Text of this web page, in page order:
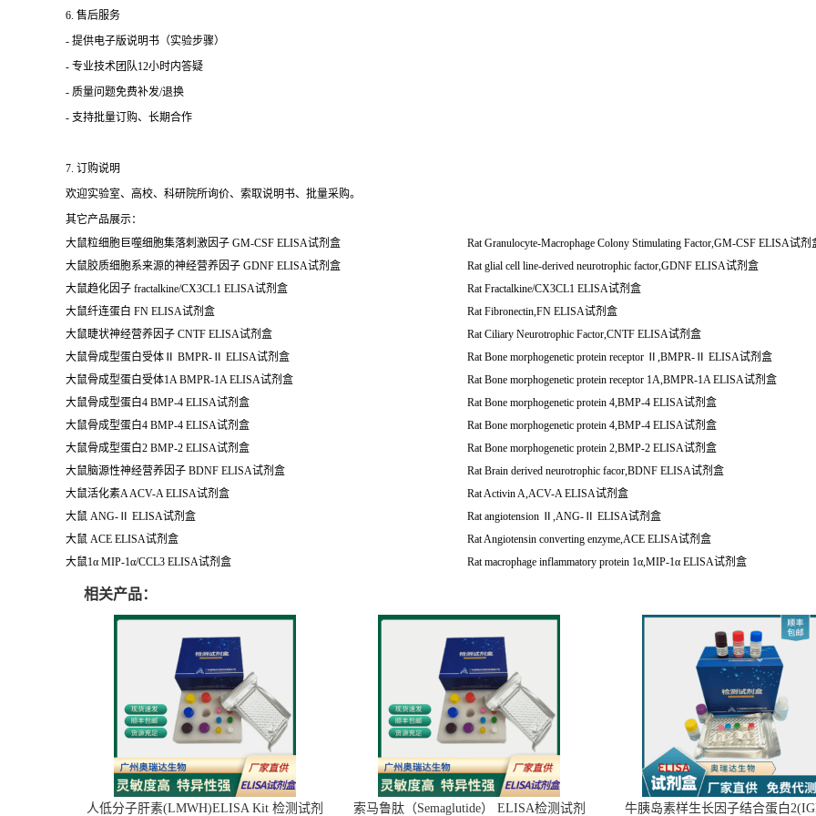
6. 售后服务
- 提供电子版说明书（实验步骤）
- 专业技术团队12小时内答疑
- 质量问题免费补发/退换
- 支持批量订购、长期合作
7. 订购说明
欢迎实验室、高校、科研院所询价、索取说明书、批量采购。
其它产品展示：
大鼠粒细胞巨噬细胞集落刺激因子 GM-CSF ELISA试剂盒
Rat Granulocyte-Macrophage Colony Stimulating Factor,GM-CSF ELISA试剂
大鼠胶质细胞系来源的神经营养因子 GDNF ELISA试剂盒
Rat glial cell line-derived neurotrophic factor,GDNF ELISA试剂盒
大鼠趋化因子 fractalkine/CX3CL1 ELISA试剂盒
Rat Fractalkine/CX3CL1 ELISA试剂盒
大鼠纤连蛋白 FN ELISA试剂盒
Rat Fibronectin,FN ELISA试剂盒
大鼠睫状神经营养因子 CNTF ELISA试剂盒
Rat Ciliary Neurotrophic Factor,CNTF ELISA试剂盒
大鼠骨成型蛋白受体Ⅱ BMPR-Ⅱ ELISA试剂盒
Rat Bone morphogenetic protein receptor Ⅱ,BMPR-Ⅱ ELISA试剂盒
大鼠骨成型蛋白受体1A BMPR-1A ELISA试剂盒
Rat Bone morphogenetic protein receptor 1A,BMPR-1A ELISA试剂盒
大鼠骨成型蛋白4 BMP-4 ELISA试剂盒
Rat Bone morphogenetic protein 4,BMP-4 ELISA试剂盒
大鼠骨成型蛋白4 BMP-4 ELISA试剂盒
Rat Bone morphogenetic protein 4,BMP-4 ELISA试剂盒
大鼠骨成型蛋白2 BMP-2 ELISA试剂盒
Rat Bone morphogenetic protein 2,BMP-2 ELISA试剂盒
大鼠脑源性神经营养因子 BDNF ELISA试剂盒
Rat Brain derived neurotrophic facor,BDNF ELISA试剂盒
大鼠活化素A ACV-A ELISA试剂盒
Rat Activin A,ACV-A ELISA试剂盒
大鼠 ANG-Ⅱ ELISA试剂盒
Rat angiotension Ⅱ,ANG-Ⅱ ELISA试剂盒
大鼠 ACE ELISA试剂盒
Rat Angiotensin converting enzyme,ACE ELISA试剂盒
大鼠1α MIP-1α/CCL3 ELISA试剂盒
Rat macrophage inflammatory protein 1α,MIP-1α ELISA试剂盒
相关产品：
人低分子肝素(LMWH)ELISA Kit 检测试剂 索马鲁肽（Semaglutide） ELISA检测试剂 牛胰岛素样生长因子结合蛋白